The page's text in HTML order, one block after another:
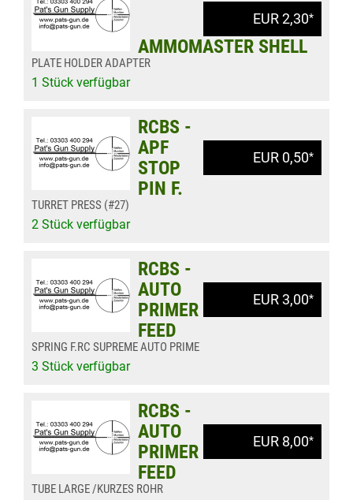
EUR 2,30*
AMMOMASTER SHELL
PLATE HOLDER ADAPTER
1 Stück verfügbar
EUR 0,50*
RCBS -
APF
STOP
PIN F.
TURRET PRESS (#27)
2 Stück verfügbar
EUR 3,00*
RCBS -
AUTO
PRIMER
FEED
SPRING F.RC SUPREME AUTO PRIME
3 Stück verfügbar
EUR 8,00*
RCBS -
AUTO
PRIMER
FEED
TUBE LARGE /KURZES ROHR